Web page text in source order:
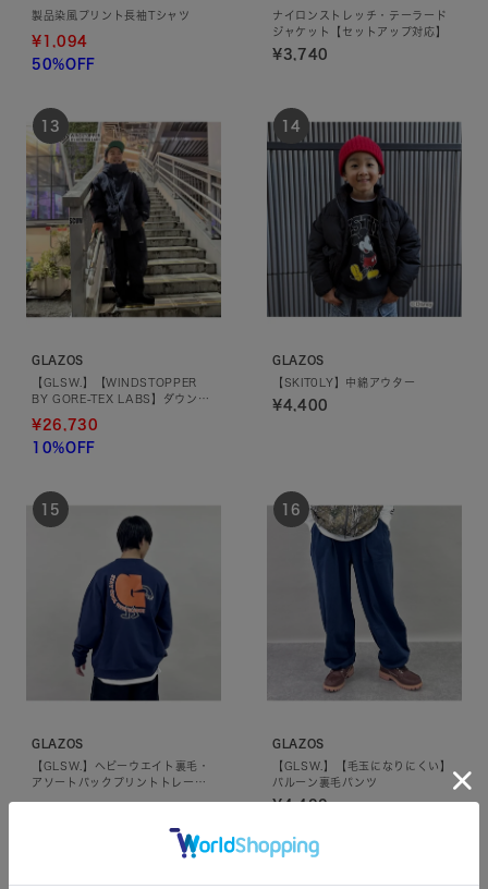
製品染風プリント長袖Tシャツ
¥1,094
50%OFF
ナイロンストレッチ・テーラード
ジャケット【セットアップ対応】
¥3,740
GLAZOS
【GLSW.】【WINDSTOPPER
BY GORE-TEX LABS】ダウンジ
¥26,730
10%OFF
GLAZOS
【SKIT0LY】中綿アウター
¥4,400
GLAZOS
【GLSW.】ヘビーウエイト裏毛・
アソートバックプリントトレーナ
GLAZOS
【GLSW.】【毛玉になりにくい】
バルーン裏毛パンツ
¥4,400